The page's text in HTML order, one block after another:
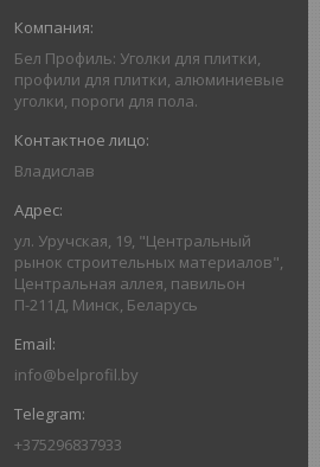
Бел Профиль: Уголки для плитки,
профили для плитки, алюминиевые
уголки, пороги для пола.
Владислав
ул. Уручская, 19, "Центральный
рынок строительных материалов",
Центральная аллея, павильон
П-211Д, Минск, Беларусь
info@belprofil.by
+375296837933